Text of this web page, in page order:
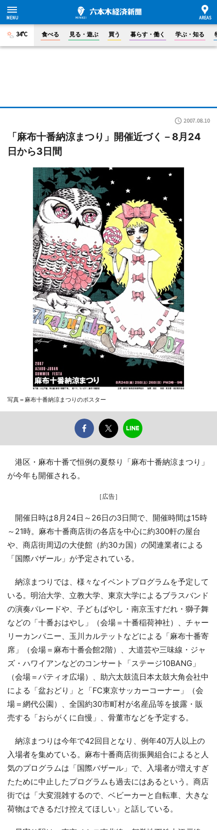
34°C 食べる 見る・遊ぶ 買う 暮らす・働く 学ぶ・知る
2007.08.10
「麻布十番納涼まつり」開催近づく－8月24
日から3日間
写真＝麻布十番納涼まつりのポスター
港区・麻布十番で恒例の夏祭り「麻布十番納涼まつり」
が今年も開催される。
［広告］
開催日時は8月24日～26日の3日間で、開催時間は15時
～21時。麻布十番商店街の各店を中心に約300軒の屋台
や、商店街周辺の大使館（約30カ国）の関連業者による
「国際バザール」が予定されている。
納涼まつりでは、様々なイベントプログラムを予定して
いる。明治大学、立教大学、東京大学によるブラスバンド
の演奏パレードや、子どもばやし・南京玉すだれ・獅子舞
などの「十番おはやし」（会場＝十番稲荷神社）、チャー
リーカンパニー、玉川カルテットなどによる「麻布十番寄
席」（会場＝麻布十番会館2階）、大道芸や三味線・ジャ
ズ・ハワイアンなどのコンサート「ステージ10BANG」
（会場＝パティオ広場）、助六太鼓流日本太鼓大角会社中
による「盆おどり」と「FC東京サッカーコーナー」（会
場＝網代公園）、全国約30市町村が名産品等を披露・販
売する「おらがくに自慢」、骨董市などを予定する。
納涼まつりは今年で42回目となり、例年40万人以上の
入場者を集めている。麻布十番商店街振興組合によると人
気のプログラムは「国際バザール」で、入場者が増えすぎ
たために中止したプログラムも過去にはあるという。商店
街では「大変混雑するので、ベビーカーと自転車、大きな
荷物はできるだけ控えてほしい」と話している。